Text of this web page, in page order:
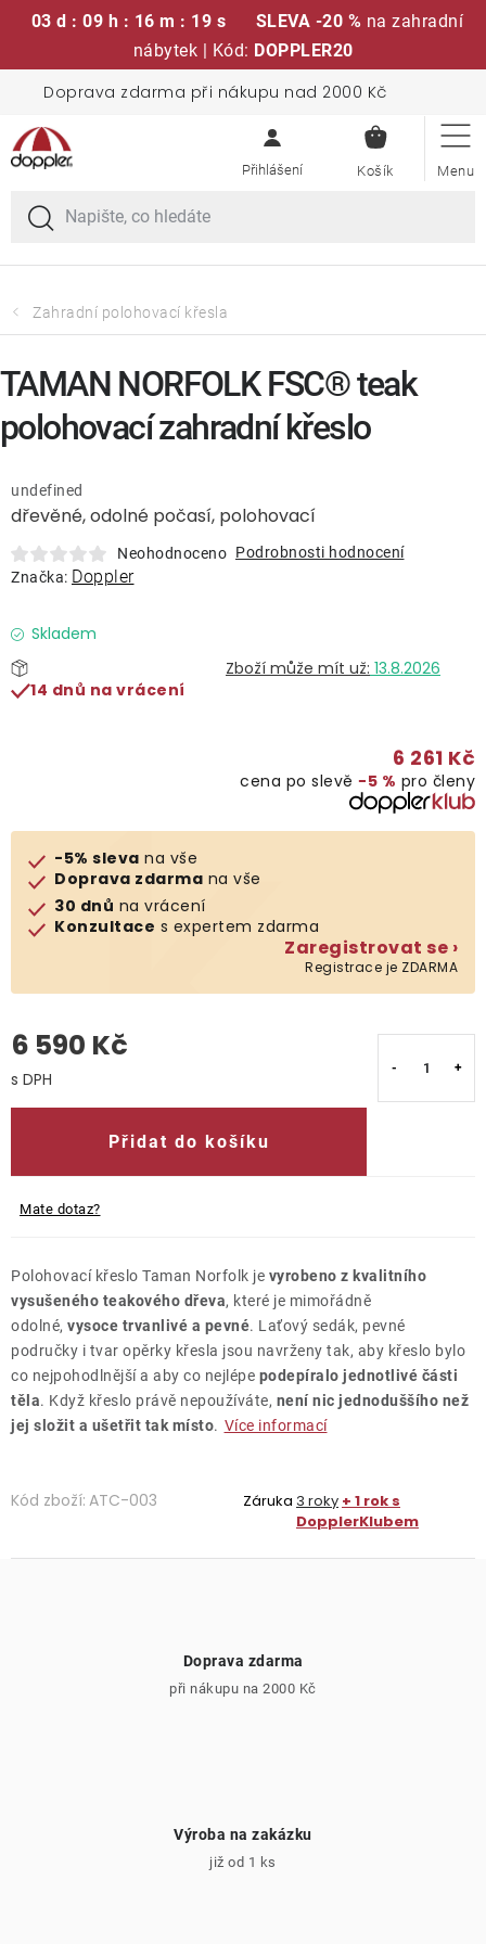
03 d : 09 h : 16 m : 19 s SLEVA -20 % na zahradní
nábytek | Kód: DOPPLER20
obsah
Doprava zdarma při nákupu nad 2000 Kč
KOŠÍK
Sedací soupravy
Slunečníky
Křesla a židle
Lavice a houpačky
Lehátka
Doplňky
Deštníky
Gastro produkty
Klub výhod
Zahradní polohovací křesla
dřevěné, odolné počasí, polohovací
undefined
Neohodnoceno Podrobnosti hodnocení
Značka: Doppler
Skladem
13.8.2026
14 dnů na vrácení
6 261 Kč
cena po slevě −5 % pro členy
-5% sleva na vše
Doprava zdarma na vše
30 dnů na vrácení
Konzultace s expertem zdarma
Zaregistrovat se ›
Registrace je ZDARMA
6 590 Kč
Přidat do košíku
Mate dotaz?
Polohovací křeslo Taman Norfolk je vyrobeno z kvalitního
vysušeného teakového dřeva, které je mimořádně
odolné, vysoce trvanlivé a pevné. Laťový sedák, pevné
područky i tvar opěrky křesla jsou navrženy tak, aby křeslo bylo
co nejpohodlnější a aby co nejlépe podepíralo jednotlivé části
těla. Když křeslo právě nepoužíváte, není nic jednoduššího než
jej složit a ušetřit tak místo. Více informací
Kód zboží: ATC-003 Záruka 3 roky + 1 rok s
DopplerKlubem
TAMAN NORFOLK FSC® teak
polohovací zahradní křeslo
Doprava zdarma
při nákupu na 2000 Kč
Výroba na zakázku
již od 1 ks